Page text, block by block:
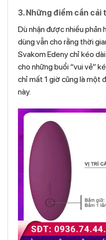
3. Những điểm cần cải
Dù nhận được nhiều
dùng vẫn cho rằng thời
Svakom Edeny chỉ kéo
cho những buổi “vui vẻ”
chỉ mất 1 giờ cũng là một
này.